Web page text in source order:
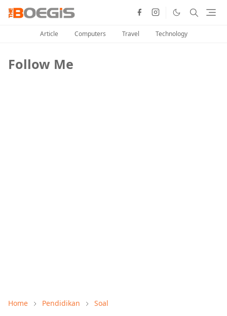
Article Computers Travel Technology
Follow Me
Home Pendidikan Soal